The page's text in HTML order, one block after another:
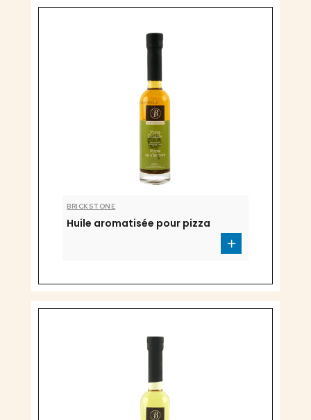
BRICKSTONE
Huile aromatisée pour pizza